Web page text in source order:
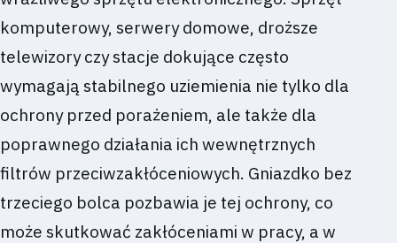
komputerowy, serwery domowe, droższe
telewizory czy stacje dokujące często
wymagają stabilnego uziemienia nie tylko dla
ochrony przed porażeniem, ale także dla
poprawnego działania ich wewnętrznych
filtrów przeciwzakłóceniowych. Gniazdko bez
trzeciego bolca pozbawia je tej ochrony, co
może skutkować zakłóceniami w pracy, a w